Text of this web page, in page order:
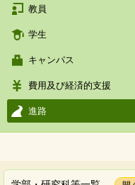
教員
学生
キャンパス
費用及び経済的支援
進路